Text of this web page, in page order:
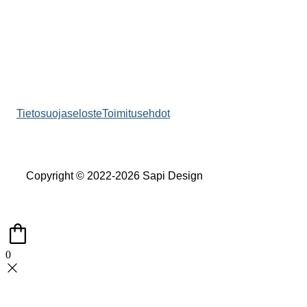
TietosuojaselosteToimitusehdot
Copyright © 2022-2026 Sapi Design
0